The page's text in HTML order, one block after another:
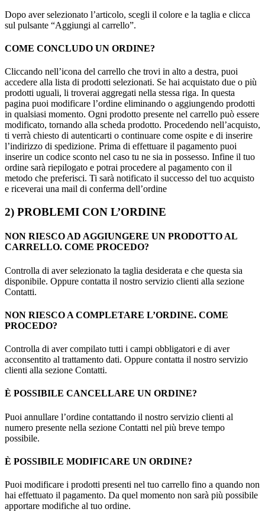
Dopo aver selezionato l’articolo, scegli il colore e la taglia e clicca
sul pulsante “Aggiungi al carrello”.
COME CONCLUDO UN ORDINE?
Cliccando nell’icona del carrello che trovi in alto a destra, puoi
accedere alla lista di prodotti selezionati. Se hai acquistato due o più
prodotti uguali, li troverai aggregati nella stessa riga. In questa
pagina puoi modificare l’ordine eliminando o aggiungendo prodotti
in qualsiasi momento. Ogni prodotto presente nel carrello può essere
modificato, tornando alla scheda prodotto. Procedendo nell’acquisto,
ti verrà chiesto di autenticarti o continuare come ospite e di inserire
l’indirizzo di spedizione. Prima di effettuare il pagamento puoi
inserire un codice sconto nel caso tu ne sia in possesso. Infine il tuo
ordine sarà riepilogato e potrai procedere al pagamento con il
metodo che preferisci. Ti sarà notificato il successo del tuo acquisto
e riceverai una mail di conferma dell’ordine
2) PROBLEMI CON L’ORDINE
NON RIESCO AD AGGIUNGERE UN PRODOTTO AL
CARRELLO. COME PROCEDO?
Controlla di aver selezionato la taglia desiderata e che questa sia
disponibile. Oppure contatta il nostro servizio clienti alla sezione
Contatti.
NON RIESCO A COMPLETARE L’ORDINE. COME
PROCEDO?
Controlla di aver compilato tutti i campi obbligatori e di aver
acconsentito al trattamento dati. Oppure contatta il nostro servizio
clienti alla sezione Contatti.
È POSSIBILE CANCELLARE UN ORDINE?
Puoi annullare l’ordine contattando il nostro servizio clienti al
numero presente nella sezione Contatti nel più breve tempo
possibile.
È POSSIBILE MODIFICARE UN ORDINE?
Puoi modificare i prodotti presenti nel tuo carrello fino a quando non
hai effettuato il pagamento. Da quel momento non sarà più possibile
apportare modifiche al tuo ordine.